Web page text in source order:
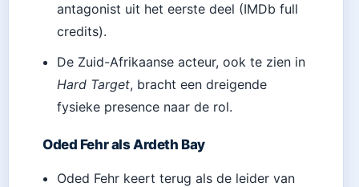
antagonist uit het eerste deel (IMDb full
credits).
De Zuid-Afrikaanse acteur, ook te zien in
Hard Target, bracht een dreigende
fysieke presence naar de rol.
Oded Fehr als Ardeth Bay
Oded Fehr keert terug als de leider van